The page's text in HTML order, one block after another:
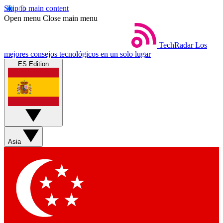
Skip to main content
Open menu Close main menu
TechRadar Los
mejores consejos tecnológicos en un solo lugar
ES Edition
Asia